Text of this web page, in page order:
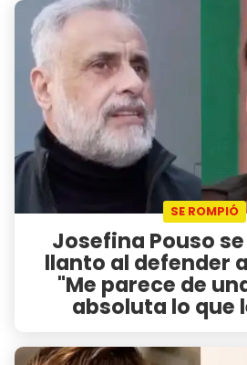
SE ROMPIÓ
Josefina Pouso
llanto al defender
"Me parece de
absoluta lo que